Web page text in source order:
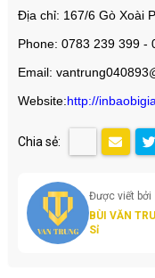
Địa chỉ: 167/6 Gò Xoài
Phone: 0783 239 399 -
Email:
Website:http://
Chia sẻ:
Được viết bởi
BÙI VĂN
Sỉ